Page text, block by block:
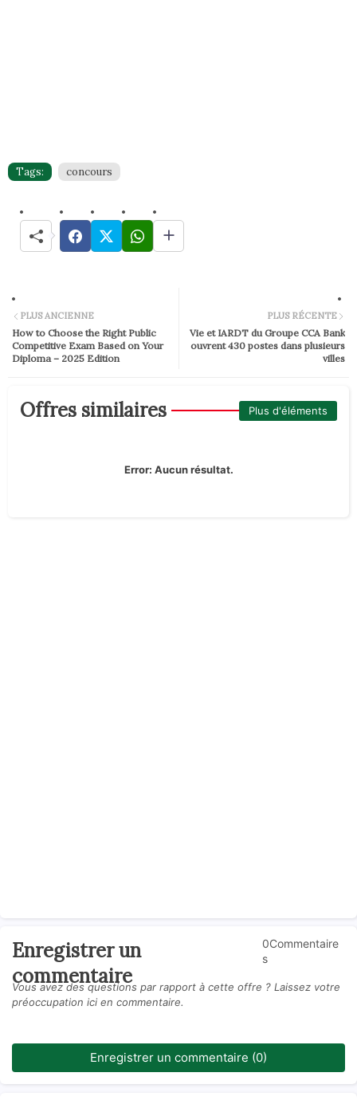
Tags: concours
PLUS RÉCENTE
Vie et IARDT du Groupe CCA Bank
ouvrent 430 postes dans plusieurs
villes
PLUS ANCIENNE
How to Choose the Right Public
Competitive Exam Based on Your
Diploma – 2025 Edition
Offres similaires Plus d'éléments
Error: Aucun résultat.
Enregistrer un
commentaire
0Commentaire
s
Vous avez des questions par rapport à cette offre ? Laissez votre
préoccupation ici en commentaire.
Enregistrer un commentaire (0)